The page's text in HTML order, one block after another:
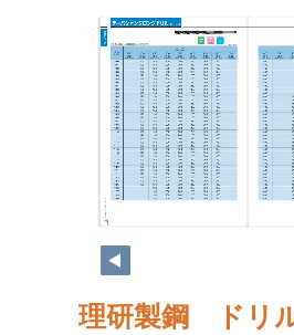
理研製鋼 ドリ